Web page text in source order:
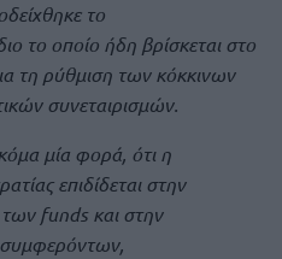
το
το οποίο ήδη βρίσκεται στο
τη ρύθμιση των κόκκινων
συνεταιρισμών.
μία φορά, ότι η
επιδίδεται στην
funds και στην